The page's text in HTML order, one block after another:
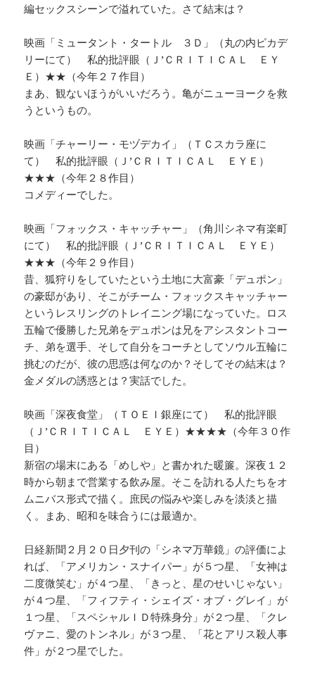
編セックスシーンで溢れていた。さて結末は？
映画「ミュータント・タートル ３Ｄ」（丸の内ピカデ
リーにて） 私的批評眼（Ｊ’ＣＲＩＴＩＣＡＬ ＥＹ
Ｅ）★★（今年２７作目）
まあ、観ないほうがいいだろう。亀がニューヨークを救
うというもの。
映画「チャーリー・モヅデカイ」（ＴＣスカラ座に
て） 私的批評眼（Ｊ’ＣＲＩＴＩＣＡＬ ＥＹＥ）
★★★（今年２８作目）
コメディーでした。
映画「フォックス・キャッチャー」（角川シネマ有楽町
にて） 私的批評眼（Ｊ’ＣＲＩＴＩＣＡＬ ＥＹＥ）
★★★（今年２９作目）
昔、狐狩りをしていたという土地に大富豪「デュポン」
の豪邸があり、そこがチーム・フォックスキャッチャー
というレスリングのトレイニング場になっていた。ロス
五輪で優勝した兄弟をデュポンは兄をアシスタントコー
チ、弟を選手、そして自分をコーチとしてソウル五輪に
挑むのだが、彼の思惑は何なのか？そしてその結末は？
金メダルの誘惑とは？実話でした。
映画「深夜食堂」（ＴＯＥＩ銀座にて） 私的批評眼
（Ｊ’ＣＲＩＴＩＣＡＬ ＥＹＥ）★★★★（今年３０作
目）
新宿の場末にある「めしや」と書かれた暖簾。深夜１２
時から朝まで営業する飲み屋。そこを訪れる人たちをオ
ムニバス形式で描く。庶民の悩みや楽しみを淡淡と描
く。まあ、昭和を味合うには最適か。
日経新聞２月２０日夕刊の「シネマ万華鏡」の評価によ
れば、「アメリカン・スナイパー」が５つ星、「女神は
二度微笑む」が４つ星、「きっと、星のせいじゃない」
が４つ星、「フィフティ・シェイズ・オブ・グレイ」が
１つ星、「スペシャルＩＤ特殊身分」が２つ星、「クレ
ヴァニ、愛のトンネル」が３つ星、「花とアリス殺人事
件」が２つ星でした。